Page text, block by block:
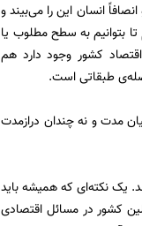
انسان این را می‌بیند و
بتوانیم به سطح مطلوب یا
کشور وجود دارد هم
طبقاتی است.
مدت و نه چندان درازمدت
یک نکته‌ای که همیشه باید
کشور در مسائل اقتصادی